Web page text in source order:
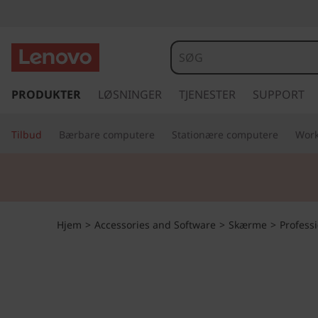
p
n
PRODUKTER LØSNINGER TJENESTER SUPPORT
Tilbud Bærbare computere Stationære computere
Hjem > Accessories and Software > Skærme >